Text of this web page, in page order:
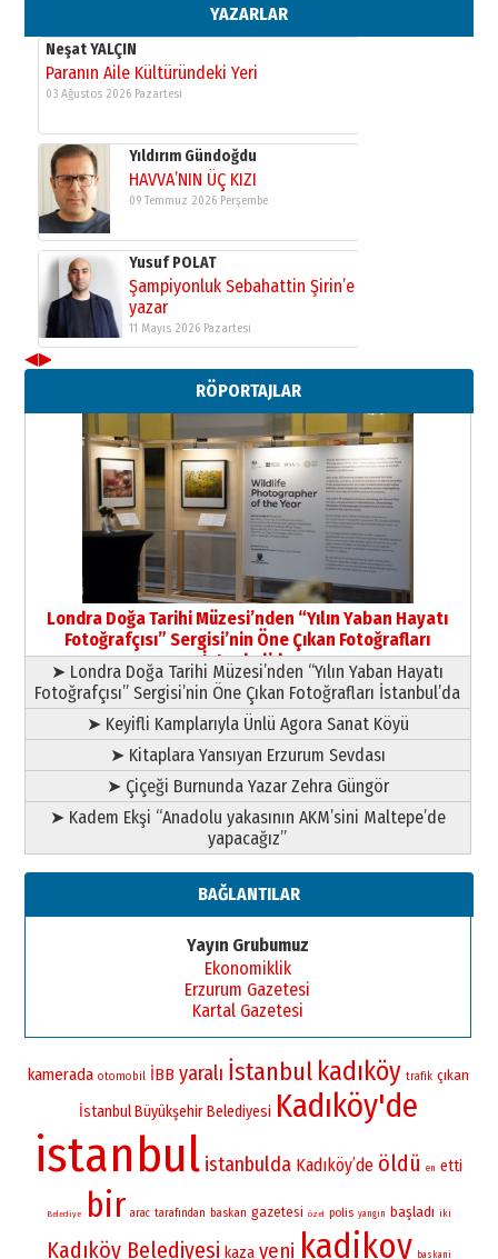
YAZARLAR
11 Mayıs 2026 Pazartesi
Neşat YALÇIN
Paranın Aile Kültüründeki Yeri
03 Ağustos 2026 Pazartesi
Yıldırım Gündoğdu
HAVVA’NIN ÜÇ KIZI
09 Temmuz 2026 Perşembe
Yusuf POLAT
Şampiyonluk Sebahattin Şirin’e
yazar
11 Mayıs 2026 Pazartesi
Neşat YALÇIN
Paranın Aile Kültüründeki Yeri
03 Ağustos 2026 Pazartesi
Yıldırım Gündoğdu
HAVVA’NIN ÜÇ KIZI
09 Temmuz 2026 Perşembe
Yusuf POLAT
Şampiyonluk Sebahattin Şirin’e
yazar
11 Mayıs 2026 Pazartesi
◀▶
RÖPORTAJLAR
Londra Doğa Tarihi Müzesi’nden “Yılın Yaban Hayatı
Fotoğrafçısı” Sergisi’nin Öne Çıkan Fotoğrafları
İstanbul’da
➤ Londra Doğa Tarihi Müzesi’nden “Yılın Yaban Hayatı
Fotoğrafçısı” Sergisi’nin Öne Çıkan Fotoğrafları İstanbul’da
➤ Keyifli Kamplarıyla Ünlü Agora Sanat Köyü
➤ Kitaplara Yansıyan Erzurum Sevdası
➤ Çiçeği Burnunda Yazar Zehra Güngör
➤ Kadem Ekşi “Anadolu yakasının AKM’sini Maltepe’de
yapacağız”
BAĞLANTILAR
Yayın Grubumuz
Ekonomiklik
Erzurum Gazetesi
Kartal Gazetesi
kamerada otomobil İBB yaralı İstanbul kadıköy trafik çıkan
İstanbul Büyükşehir Belediyesi Kadıköy'de
istanbul istanbulda Kadıköy’de öldü en etti
Belediye bir arac tarafından baskan gazetesi özel polis yangın başladı iki
Kadıköy Belediyesi kaza yeni kadikoy baskani